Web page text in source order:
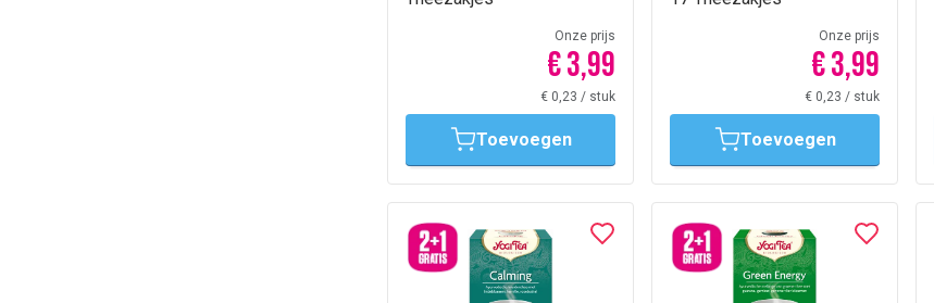
Onze prijs
€ 3,99
€ 0,23 / stuk
Toevoegen
Onze prijs
€ 3,99
€ 0,23 / stuk
Toevoegen